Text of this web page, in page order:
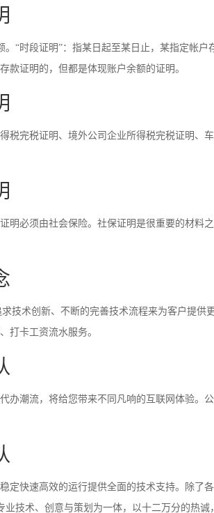
“时段证明”：指某日起至某日止，某指定帐
款证明的，但都是体现账户余额的证明。
完税证明、境外公司企业所得税完税证明、
必须由社会保险。社保证明是很重要的材料
技术创新、不断的完善技术流程来为客户提供
打卡工资流水服务。
潮流，将给您带来不同凡响的互联网体验。
快速高效的运行提供全面的技术支持。除了
技术、创意与策划为一体，以十二万分的热